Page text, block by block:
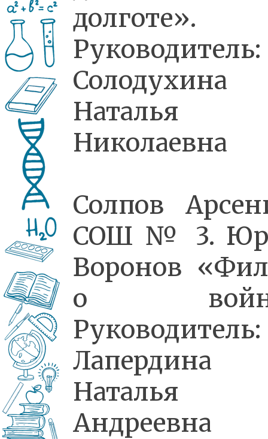
долготе».
Руководитель:
Солодухина
Наталья
Николаевна
Солпов
СОШ № 3.
Воронов
о
Руководитель:
Лапердина
Наталья
Андреевна